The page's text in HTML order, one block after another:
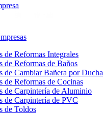
de Reformas Integrales
de Reformas de Baños
de Cambiar Bañera por Ducha
de Reformas de Cocinas
de Carpintería de Aluminio
de Carpintería de PVC
de Toldos